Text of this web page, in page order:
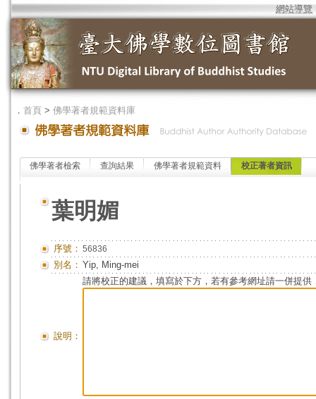
網站導覽
． 首頁 > 佛學著者規範資料庫
佛學著者檢索 查詢結果 佛學著者規範資料 校正著者資訊
葉明媚
序號： 56836
別名： Yip, Ming-mei
說明：
請將校正的建議，填寫於下方，若有參考網址請一併提供